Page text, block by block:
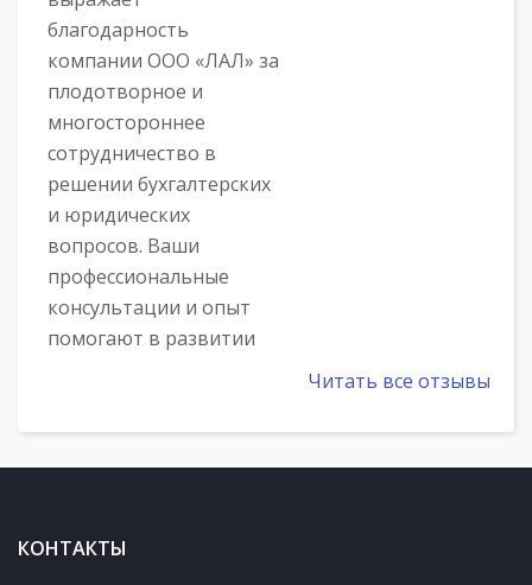
благодарность
компании ООО «ЛАЛ» за
плодотворное и
многостороннее
сотрудничество в
решении бухгалтерских
и юридических
вопросов. Ваши
профессиональные
консультации и опыт
помогают в развитии
индивидуальный подход
и скорость выполн�...
ООО «СТРОЙПРОМ»
Читать все отзывы
КОНТАКТЫ